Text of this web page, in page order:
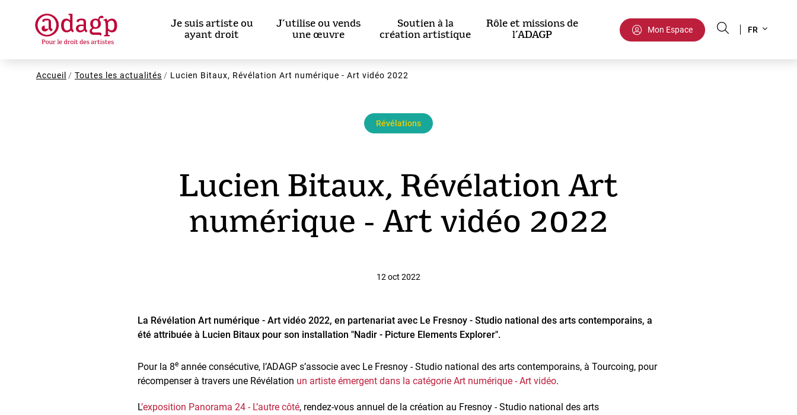
Je suis artiste ou
ayant droit
J’utilise ou vends
une œuvre
Soutien à la
création artistique
Rôle et missions de
l’ADAGP
Mon Espace
your
FR
Fil
Accueil Toutes les actualités Lucien Bitaux, Révélation Art numérique - Art vidéo 2022
Révélations
Lucien Bitaux, Révélation Art
numérique - Art vidéo 2022
12 oct 2022
La Révélation Art numérique - Art vidéo 2022, en partenariat avec Le Fresnoy - Studio national des arts contemporains, a
été attribuée à Lucien Bitaux pour son installation "Nadir - Picture Elements Explorer".
Pour la 8e année consécutive, l’ADAGP s’associe avec Le Fresnoy - Studio national des arts contemporains, à Tourcoing, pour
récompenser à travers une Révélation un artiste émergent dans la catégorie Art numérique - Art vidéo.
L’exposition Panorama 24 - L’autre côté, rendez-vous annuel de la création au Fresnoy - Studio national des arts